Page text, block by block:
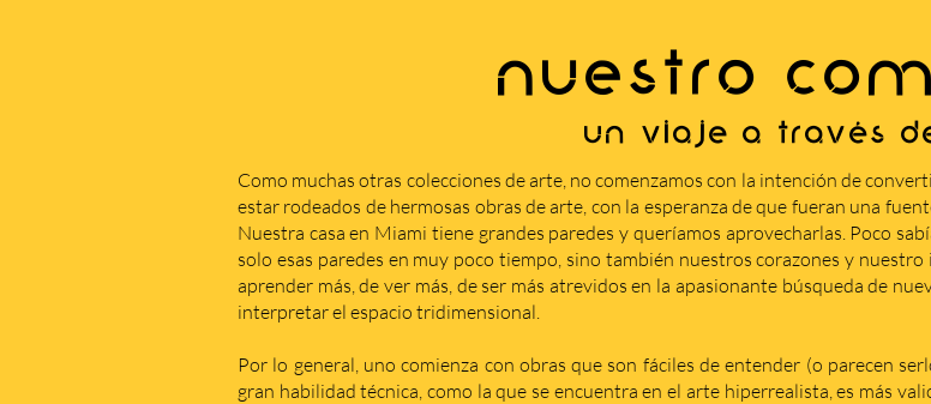
NUESTRO
Un viaje a través
Como muchas otras colecciones de arte, no comenzamos con la intención de
estar rodeados de hermosas obras de arte, con la esperanza de que fueran una
Nuestra casa en Miami tiene grandes paredes y queríamos aprovecharlas. Poco
solo esas paredes en muy poco tiempo, sino también nuestros corazones y
aprender más, de ver más, de ser más atrevidos en la apasionante búsqueda de
interpretar el espacio tridimensional.
Por lo general, uno comienza con obras que son fáciles de entender (o parecen
gran habilidad técnica, como la que se encuentra en el arte hiperrealista, es más